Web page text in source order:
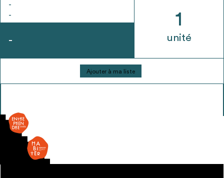
-
-
-
1
unité
quantité
de
Ajouter à ma liste